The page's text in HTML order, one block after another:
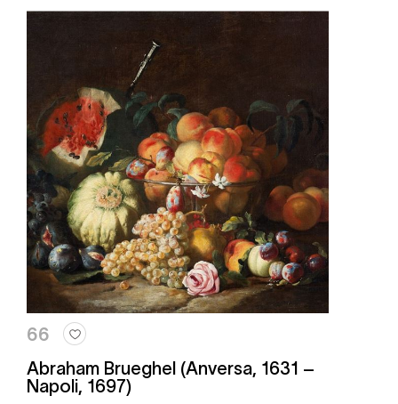
66
Abraham Brueghel (Anversa, 1631 –
Napoli, 1697)